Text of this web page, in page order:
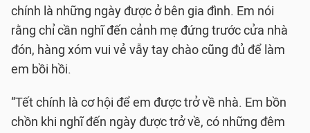
chính là những ngày được ở bên gia đình. Em nói
rằng chỉ cần nghĩ đến cảnh mẹ đứng trước cửa nhà
đón, hàng xóm vui vẻ vẫy tay chào cũng đủ để làm
em bồi hồi.
“Tết chính là cơ hội để em được trở về nhà. Em bồn
chồn khi nghĩ đến ngày được trở về, có những đêm